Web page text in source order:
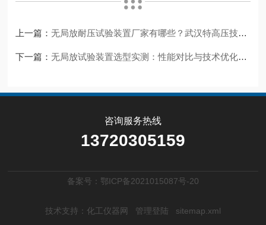
上一篇：无局放耐压试验装置厂家有哪些？武汉特高压技术解密
下一篇：无局放试验装置选型实测：性能对比与技术优化解析
咨询服务热线
13720305159
备案号：鄂ICP备2021015087号-20
技术支持： 化工仪器网 管理登陆 sitemap.xml